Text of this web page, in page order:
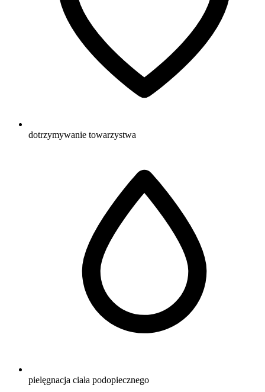
dotrzymywanie towarzystwa
pielęgnacja ciała podopiecznego